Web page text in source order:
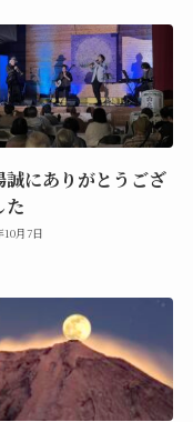
誠にありがとうござ
た
10月7日